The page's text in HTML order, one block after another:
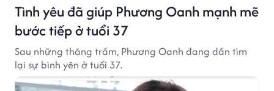
Tình yêu đã giúp Phương Oanh mạnh mẽ
bước tiếp ở tuổi 37
Sau những thăng trầm, Phương Oanh đang dần tìm
lại sự bình yên ở tuổi 37.